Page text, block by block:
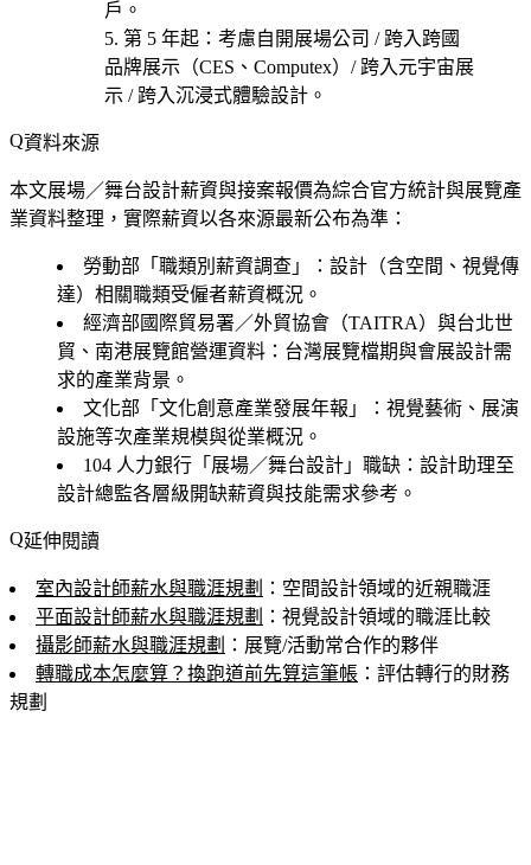
戶。
第 5 年起 ：考慮自開展場公司 / 跨入跨國
品牌展示（CES、Computex）/ 跨入元宇宙展
示 / 跨入沉浸式體驗設計 。
資料來源
本文展場／舞台設計薪資與接案報價為綜合官方統計與展覽產
業資料整理，實際薪資以各來源最新公布為準：
勞動部「職類別薪資調查」
：設計（含空間、視覺傳
達）相關職類受僱者薪資概況。
經濟部國際貿易署／外貿協會（TAITRA）與台北世
貿、南港展覽館營運資料 ：台灣展覽檔期與會展設計需
求的產業背景。
文化部「文化創意產業發展年報」
：視覺藝術、展演
設施等次產業規模與從業概況。
104 人力銀行「展場／舞台設計」職缺 ：設計助理至
設計總監各層級開缺薪資與技能需求參考。
延伸閱讀
室內設計師薪水與職涯規劃 ：空間設計領域的近親職涯
平面設計師薪水與職涯規劃 ：視覺設計領域的職涯比較
攝影師薪水與職涯規劃 ：展覽/活動常合作的夥伴
轉職成本怎麼算？換跑道前先算這筆帳 ：評估轉行的財務
規劃